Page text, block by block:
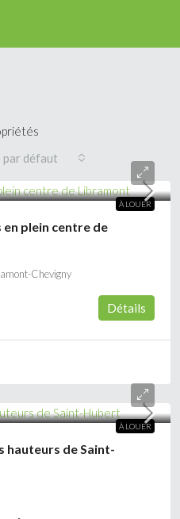
par défaut
À LOUER
plein centre de
Chevigny
Détails
À LOUER
hauteurs de Saint-